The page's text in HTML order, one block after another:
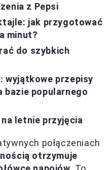
z Pepsi
jak przygotować
minut?
do szybkich
wyjątkowe przepisy
bazie popularnego
letnie przyjęcia
połączeniach
otrzymuje